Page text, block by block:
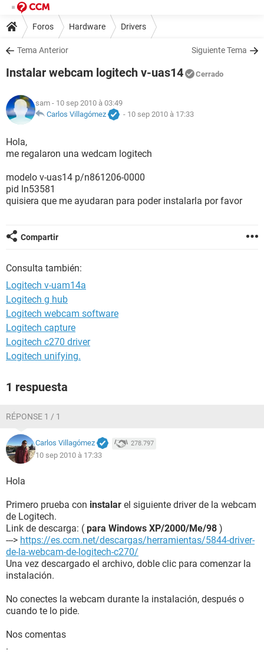
Foros Hardware Drivers
Tema Anterior Siguiente Tema
Instalar webcam logitech v-uas14 Cerrado
sam - 10 sep 2010 à 03:49
Carlos Villagómez
- 10 sep 2010 à 17:33
Hola,
me regalaron una wedcam logitech
modelo v-uas14 p/n861206-0000
pid ln53581
quisiera que me ayudaran para poder instalarla por favor
Compartir
Consulta también:
Logitech v-uam14a
Logitech g hub
Logitech webcam software
Logitech capture
Logitech c270 driver
Logitech unifying.
1 respuesta
RÉPONSE 1 / 1
Carlos Villagómez 278.797
10 sep 2010 à 17:33
Hola
Primero prueba con instalar el siguiente driver de la webcam
de Logitech.
Link de descarga: ( para Windows XP/2000/Me/98 )
---> https://es.ccm.net/descargas/herramientas/5844-driver-
de-la-webcam-de-logitech-c270/
Una vez descargado el archivo, doble clic para comenzar la
instalación.
No conectes la webcam durante la instalación, después o
cuando te lo pide.
Nos comentas
.